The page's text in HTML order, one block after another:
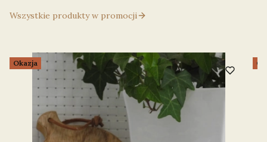
Wszystkie produkty w promocji
Okazja